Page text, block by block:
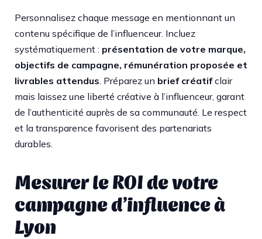
Personnalisez chaque message en mentionnant un
contenu spécifique de l’influenceur. Incluez
systématiquement : présentation de votre marque,
objectifs de campagne, rémunération proposée et
livrables attendus . Préparez un brief créatifclair
mais laissez une liberté créative à l’influenceur, garant
de l’authenticité auprès de sa communauté. Le respect
et la transparence favorisent des partenariats
durables.​
Mesurer le ROI de votre
campagne d’influence à
Lyon